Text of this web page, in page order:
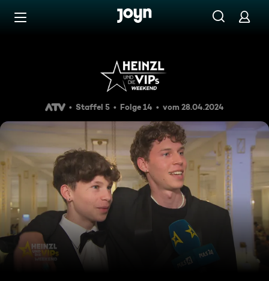
Zum Inhalt springen
Heinzl und die VIPs
Staffel 5 Folge 14 vom 28.04.2024